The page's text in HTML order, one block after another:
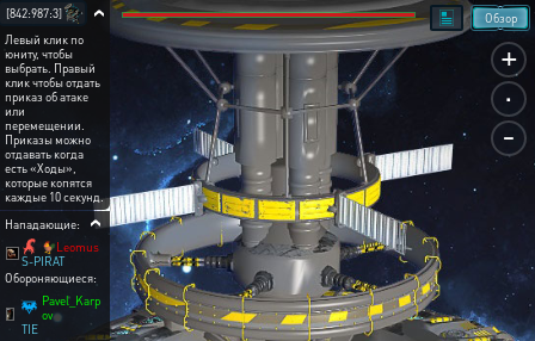
+
.
-
Обзор
[842:987:3]
Левый клик по
юниту, чтобы
выбрать. Правый
клик чтобы отдать
приказ об атаке
или
перемещении.
Приказы можно
отдавать когда
есть «Ходы»,
которые копятся
каждые 10 секунд.
Нападающие:
🐓Leomus
S-PIRAT
Обороняющиеся:
Pavel_Karp
ov
TIE